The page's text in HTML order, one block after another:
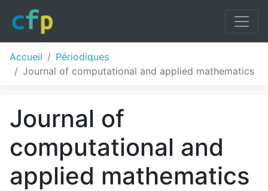
Accueil
Périodiques
Journal of computational and applied mathematics
Journal of
computational and
applied mathematics